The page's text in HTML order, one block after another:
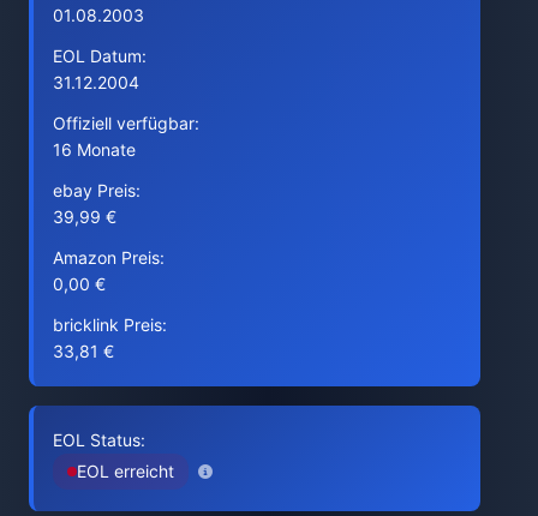
01.08.2003
EOL Datum:
31.12.2004
Offiziell verfügbar:
16 Monate
ebay Preis:
39,99 €
Amazon Preis:
0,00 €
bricklink Preis:
33,81 €
EOL Status:
EOL erreicht